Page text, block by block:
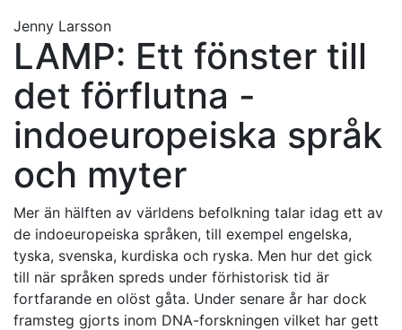
Jenny Larsson
LAMP: Ett fönster till
det förflutna -
indoeuropeiska språk
och myter
Mer än hälften av världens befolkning talar idag ett av
de indoeuropeiska språken, till exempel engelska,
tyska, svenska, kurdiska och ryska. Men hur det gick
till när språken spreds under förhistorisk tid är
fortfarande en olöst gåta. Under senare år har dock
framsteg gjorts inom DNA-forskningen vilket har gett